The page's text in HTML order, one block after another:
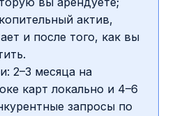
актив,
и после того, как вы
2–3 месяца на
карт локально и 4–6
запросы по